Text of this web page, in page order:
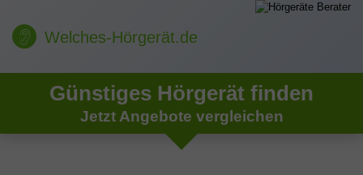
Welches-Hörgerät.de
Günstiges Hörgerät finden
Jetzt Angebote vergleichen